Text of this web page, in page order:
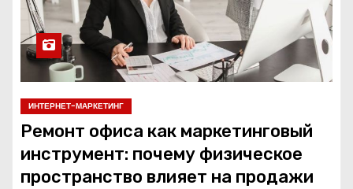
ИНТЕРНЕТ-МАРКЕТИНГ
Ремонт офиса как маркетинговый
инструмент: почему физическое
пространство влияет на продажи